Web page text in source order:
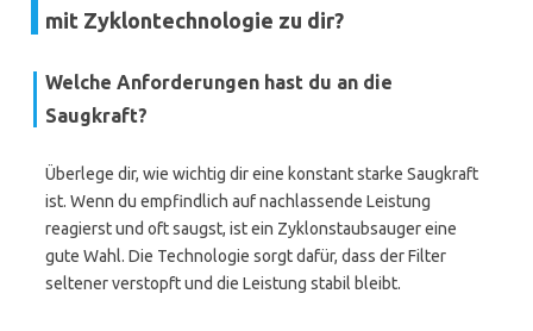
mit Zyklontechnologie zu dir?
Welche Anforderungen hast du an die
Saugkraft?
Überlege dir, wie wichtig dir eine konstant starke Saugkraft
ist. Wenn du empfindlich auf nachlassende Leistung
reagierst und oft saugst, ist ein Zyklonstaubsauger eine
gute Wahl. Die Technologie sorgt dafür, dass der Filter
seltener verstopft und die Leistung stabil bleibt.